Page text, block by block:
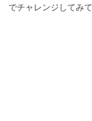
でチャレンジしてみ